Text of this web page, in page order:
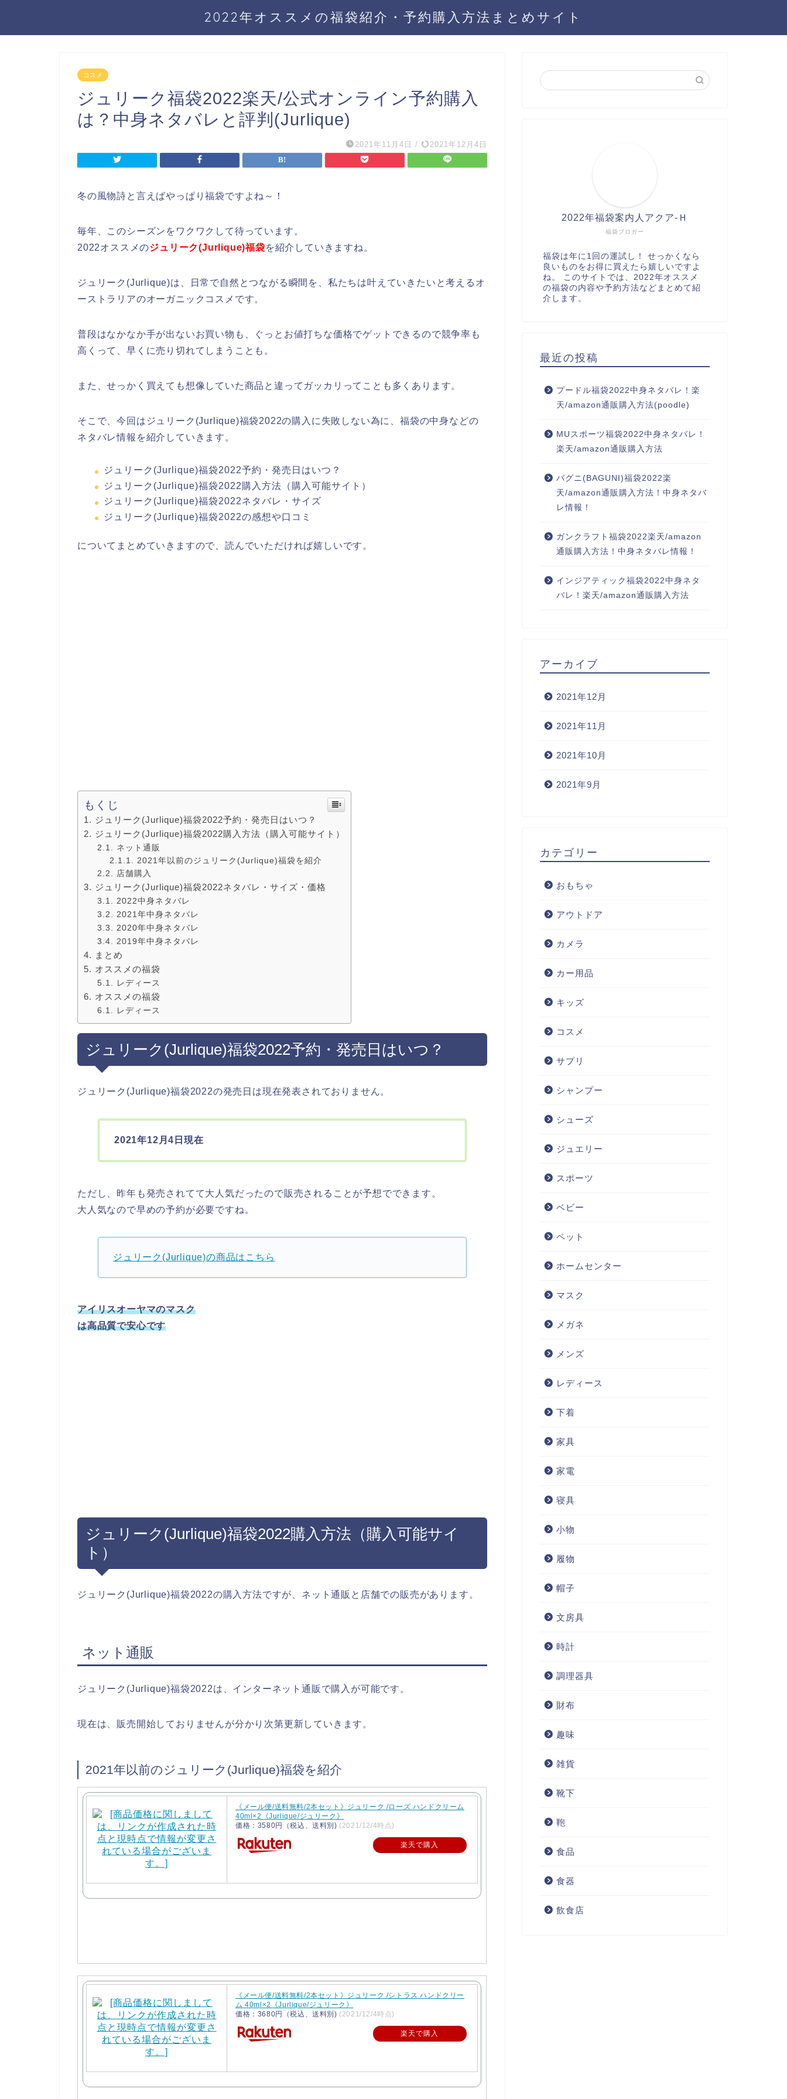
2022年オススメの福袋紹介・予約購入方法まとめサイト
コスメ
ジュリーク福袋2022楽天/公式オンライン予約購入
は？中身ネタバレと評判(Jurlique)
2021年11月4日 / 2021年12月4日
冬の風物詩と言えばやっぱり福袋ですよね～！
毎年、このシーズンをワクワクして待っています。
2022オススメのジュリーク(Jurlique)福袋を紹介していきますね。
ジュリーク(Jurlique)は、日常で自然とつながる瞬間を、私たちは叶えていきたいと考えるオ
ーストラリアのオーガニックコスメです。
普段はなかなか手が出ないお買い物も、ぐっとお値打ちな価格でゲットできるので競争率も
高くって、早くに売り切れてしまうことも。
また、せっかく買えても想像していた商品と違ってガッカリってことも多くあります。
そこで、今回はジュリーク(Jurlique)福袋2022の購入に失敗しない為に、福袋の中身などの
ネタバレ情報を紹介していきます。
ジュリーク(Jurlique)福袋2022予約・発売日はいつ？
ジュリーク(Jurlique)福袋2022購入方法（購入可能サイト）
ジュリーク(Jurlique)福袋2022ネタバレ・サイズ
ジュリーク(Jurlique)福袋2022の感想や口コミ
についてまとめていきますので、読んでいただければ嬉しいです。
もくじ
ジュリーク(Jurlique)福袋2022予約・発売日はいつ？
ジュリーク(Jurlique)福袋2022購入方法（購入可能サイト）
ネット通販
2021年以前のジュリーク(Jurlique)福袋を紹介
店舗購入
ジュリーク(Jurlique)福袋2022ネタバレ・サイズ・価格
2022中身ネタバレ
2021年中身ネタバレ
2020年中身ネタバレ
2019年中身ネタバレ
まとめ
オススメの福袋
レディース
オススメの福袋
レディース
ジュリーク(Jurlique)福袋2022予約・発売日はいつ？
ジュリーク(Jurlique)福袋2022の発売日は現在発表されておりません。
2021年12月4日現在
ただし、昨年も発売されてて大人気だったので販売されることが予想でできます。
大人気なので早めの予約が必要ですね。
ジュリーク(Jurlique)の商品はこちら
アイリスオーヤマのマスク
は高品質で安心です
ジュリーク(Jurlique)福袋2022購入方法（購入可能サイ
ト）
ジュリーク(Jurlique)福袋2022の購入方法ですが、ネット通販と店舗での販売があります。
ネット通販
ジュリーク(Jurlique)福袋2022は、インターネット通販で購入が可能です。
現在は、販売開始しておりませんが分かり次第更新していきます。
2021年以前のジュリーク(Jurlique)福袋を紹介
《メール便/送料無料/2本セット》ジュリーク /ローズ ハンドクリーム
40ml×2《Jurlique/ジュリーク》
価格：3580円（税込、送料別) (2021/12/4時点)
楽天で購入
《メール便/送料無料/2本セット》ジュリーク /シトラス ハンドクリー
ム 40ml×2《Jurlique/ジュリーク》
価格：3680円（税込、送料別) (2021/12/4時点)
楽天で購入
福袋ブロガー
2022年福袋案内人アクア-Ｈ
福袋は年に1回の運試し！ せっかくなら
良いものをお得に買えたら嬉しいですよ
ね。 このサイトでは、2022年オススメ
の福袋の内容や予約方法などまとめて紹
介します。
最近の投稿
プードル福袋2022中身ネタバレ！楽
天/amazon通販購入方法(poodle)
MUスポーツ福袋2022中身ネタバレ！
楽天/amazon通販購入方法
バグニ(BAGUNI)福袋2022楽
天/amazon通販購入方法！中身ネタバ
レ情報！
ガンクラフト福袋2022楽天/amazon
通販購入方法！中身ネタバレ情報！
インジアティック福袋2022中身ネタ
バレ！楽天/amazon通販購入方法
アーカイブ
2021年12月
2021年11月
2021年10月
2021年9月
カテゴリー
おもちゃ
アウトドア
カメラ
カー用品
キッズ
コスメ
サプリ
シャンプー
シューズ
ジュエリー
スポーツ
ベビー
ペット
ホームセンター
マスク
メガネ
メンズ
レディース
下着
家具
家電
寝具
小物
履物
帽子
文房具
時計
調理器具
財布
趣味
雑貨
靴下
鞄
食品
食器
飲食店